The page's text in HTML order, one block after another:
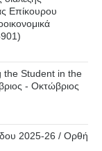
Επίκουρου
the Student in the
- Οκτώβριος
2025-26 / Ορθή